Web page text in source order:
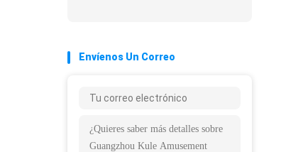
Envíenos Un Correo